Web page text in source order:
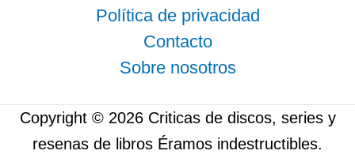
Política de privacidad
Contacto
Sobre nosotros
Copyright © 2026 Criticas de discos, series y
resenas de libros Éramos indestructibles.